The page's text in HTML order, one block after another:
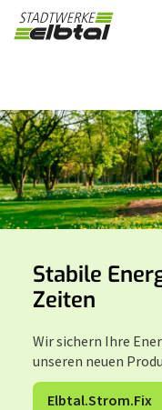
zum
Inhalt
5
Bilder
Slider
mit
5
Bildern,
navigierbar
mit
Bild
1
von
5
Stabile
Zeiten
Wir sichern Ihre
unseren neuen
Elbtal.Strom.Fix